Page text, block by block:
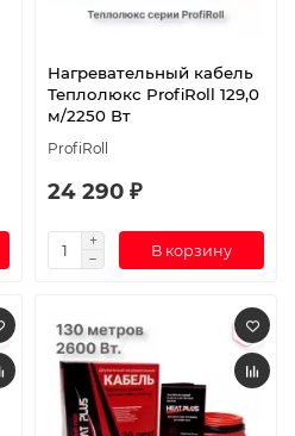
Нагревательный кабель
Теплолюкс ProfiRoll 129,0
м/2250 Вт
ProfiRoll
24 290 ₽
В корзину